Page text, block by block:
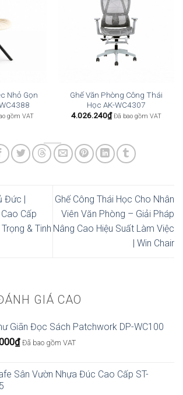
GIÁ CAO
Giãn Đọc Sách Patchwork DP-WC100
₫ Đã bao gồm VAT
Sân Vườn Nhựa Đúc Cao Cấp ST-
Nhỏ Gọn
gồm VAT
Ghế Văn Phòng Công Thái
Học AK-WC4307
4.026.240₫ Đã bao gồm VAT
Đức |
Cấp
& Tinh
Ghế Công Thái Học Cho Nhân
Viên Văn Phòng – Giải Pháp
Nâng Cao Hiệu Suất Làm Việc
| Win Chair